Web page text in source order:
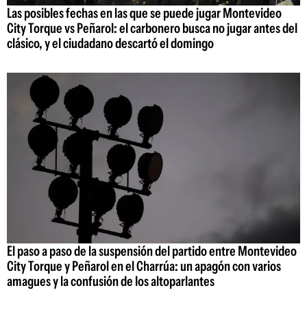
Las posibles fechas en las que se puede jugar Montevideo
City Torque vs Peñarol: el carbonero busca no jugar antes del
clásico, y el ciudadano descartó el domingo
El paso a paso de la suspensión del partido entre Montevideo
City Torque y Peñarol en el Charrúa: un apagón con varios
amagues y la confusión de los altoparlantes